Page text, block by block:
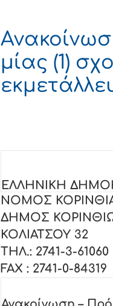
μίας (1)
ΕΛΛΗΝΙΚΗ
ΝΟΜΟΣ
ΔΗΜΟΣ
ΤΗΛ.: 2741-3-61060
FAX : 2741-0-84319